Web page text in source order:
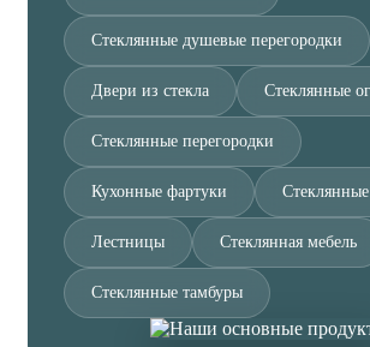
Стеклянные душевые перегородки
Двери из стекла Стеклянные
Стеклянные перегородки
Кухонные фартуки
Лестницы Стеклянная мебель
Стеклянные тамбуры